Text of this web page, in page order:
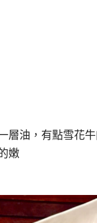
層油，有點雪花
嫩